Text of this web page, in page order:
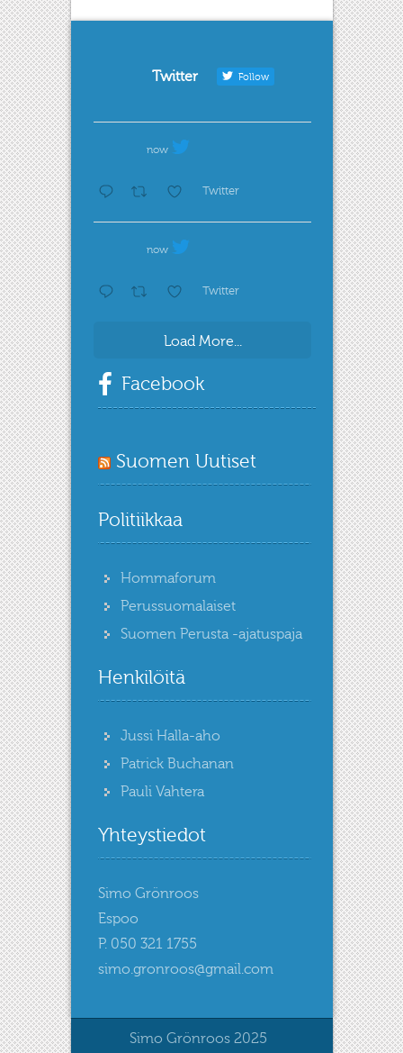
Twitter Follow
now
Twitter
now
Twitter
Load More...
Facebook
Suomen Uutiset
Politiikkaa
Hommaforum
Perussuomalaiset
Suomen Perusta -ajatuspaja
Henkilöitä
Jussi Halla-aho
Patrick Buchanan
Pauli Vahtera
Yhteystiedot
Simo Grönroos
Espoo
P. 050 321 1755
simo.gronroos@gmail.com
Simo Grönroos 2025